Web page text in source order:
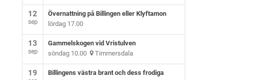
12
sep
Övernattning på Billingen eller Klyftamon
lördag 17.00
13
sep
Gammelskogen vid Vristulven
söndag 10.00 Timmersdala
19
Billingens västra brant och dess frodiga